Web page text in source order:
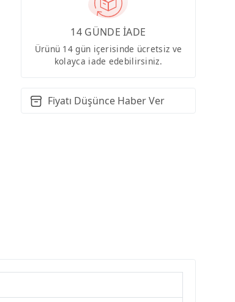
14 GÜNDE İADE
Ürünü 14 gün içerisinde ücretsiz ve
kolayca iade edebilirsiniz.
Fiyatı Düşünce Haber Ver